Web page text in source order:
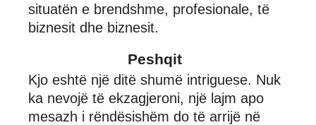
situatën e brendshme, profesionale, të
biznesit dhe biznesit.
Peshqit
Kjo eshtë një ditë shumë intriguese. Nuk
ka nevojë të ekzagjeroni, një lajm apo
mesazh i rëndësishëm do të arrijë në